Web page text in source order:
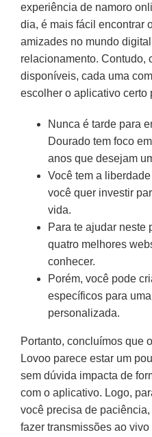
experiência de namoro
dia, é mais fácil encontrar
amizades no mundo
relacionamento. Contudo,
disponíveis, cada uma
escolher o aplicativo certo
Nunca é tarde para
Dourado tem foco
anos que desejam
Você tem a
você quer investir
vida.
Para te ajudar neste
quatro melhores
conhecer.
Porém, você pode
específicos para
personalizada.
Portanto, concluímos que
Lovoo parece estar um
sem dúvida impacta de
com o aplicativo. Logo,
você precisa de
fazer transmissões ao